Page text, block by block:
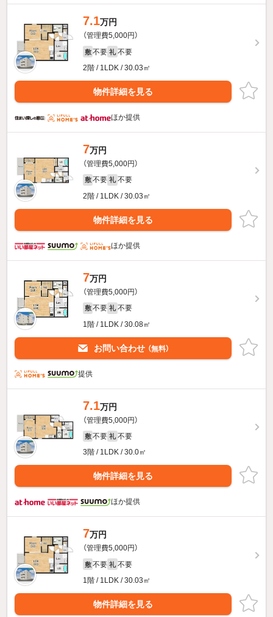
7.1万円
（管理費5,000円）
敷 不要 礼 不要
2階 / 1LDK / 30.03㎡
物件詳細を見る
ほか提供
7万円
（管理費5,000円）
敷 不要 礼 不要
2階 / 1LDK / 30.03㎡
物件詳細を見る
ほか提供
7万円
（管理費5,000円）
敷 不要 礼 不要
1階 / 1LDK / 30.08㎡
お問い合わせ （無料）
提供
7.1万円
（管理費5,000円）
敷 不要 礼 不要
3階 / 1LDK / 30.0㎡
物件詳細を見る
ほか提供
7万円
（管理費5,000円）
敷 不要 礼 不要
1階 / 1LDK / 30.03㎡
物件詳細を見る